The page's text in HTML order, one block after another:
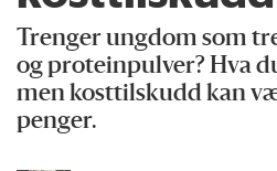
Trenger ungdom som
og proteinpulver? Hva
men kosttilskudd kan
penger.